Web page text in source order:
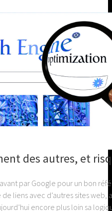
des autres, et
par Google pour un bon
liens avec d’autres sites
encore plus loin sa